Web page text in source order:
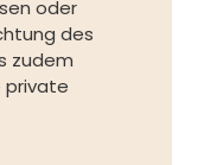
oder
des
zudem
private